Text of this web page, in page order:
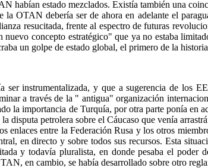
habían estado mezclados. Existía también una
OTAN debería ser de ahora en adelante el
resucitada, frente al espectro de futuras
concepto estratégico" que ya no estaba
un golpe de estado global, el primero de la
instrumentalizada, y que a sugerencia de los
a través de la " antigua" organización
la importancia de Turquía, por otra parte ponía en
petrolera sobre el Cáucaso que venía
enlaces entre la Federación Rusa y los otros
en directo y sobre todos sus recursos. Esta
y todavía pluralista, en donde pesaba el poder
en cambio, se había desarrollado sobre otro